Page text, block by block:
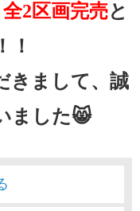
全2区画完売と
！
きまして、誠
ました😸